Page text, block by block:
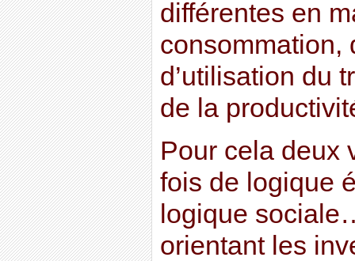
différentes en
consommation,
d’utilisation du
de la
Pour cela deux
fois de logique
logique
orientant les